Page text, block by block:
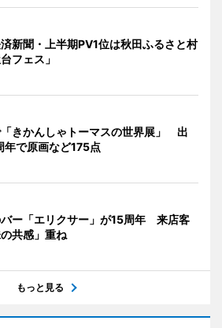
新聞・上半期PV1位は秋田ふるさと村
フェス」
きかんしゃトーマスの世界展」 出
年で原画など175点
ー「エリクサー」が15周年 来店客
共感」重ね
もっと見る